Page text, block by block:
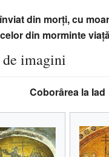
din morți, cu
din morminte
imagini
Coborârea la Iad